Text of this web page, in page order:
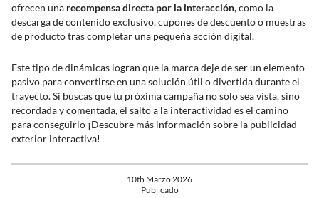
ofrecen una recompensa directa por la interacción, como la
descarga de contenido exclusivo, cupones de descuento o muestras
de producto tras completar una pequeña acción digital.
Este tipo de dinámicas logran que la marca deje de ser un elemento
pasivo para convertirse en una solución útil o divertida durante el
trayecto. Si buscas que tu próxima campaña no solo sea vista, sino
recordada y comentada, el salto a la interactividad es el camino
para conseguirlo ¡Descubre más información sobre la publicidad
exterior interactiva!
10th Marzo 2026
Publicado